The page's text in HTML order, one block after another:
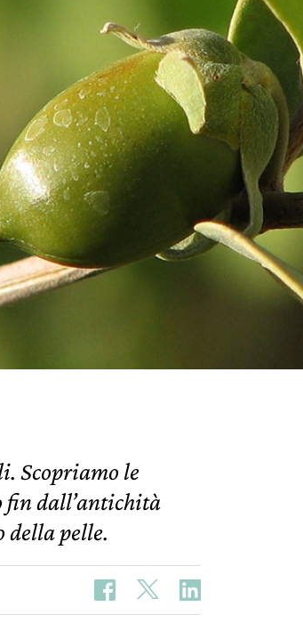
Scopriamo le
fin dall’antichità
della pelle.